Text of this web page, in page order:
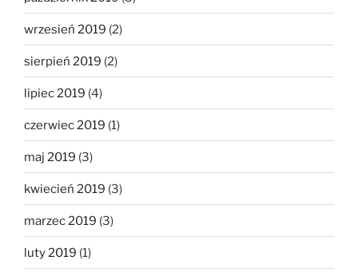
wrzesień 2019 (2)
sierpień 2019 (2)
lipiec 2019 (4)
czerwiec 2019 (1)
maj 2019 (3)
kwiecień 2019 (3)
marzec 2019 (3)
luty 2019 (1)